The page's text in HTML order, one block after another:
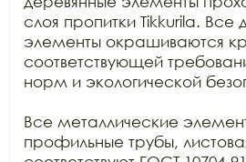
слоя пропитки Tikkurila. Все
элементы окрашиваются
соответствующей
норм и экологической
Все металлические
профильные трубы,